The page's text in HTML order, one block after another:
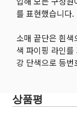
를 표현했습니다.
소매 끝단은 흰
색 파이핑 라인
강 단색으로 등
상품평